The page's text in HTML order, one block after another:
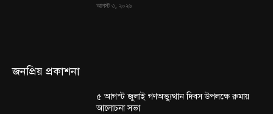
আগস্ট ৩, ২০২৬
জনপ্রিয় প্রকাশনা
৫ আগস্ট জুলাই গণঅভ্যুত্থান দিবস উপলক্ষে রুমায়
আলোচনা সভা